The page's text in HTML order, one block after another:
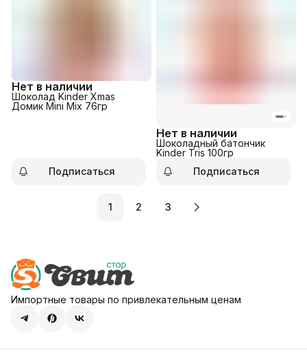
Нет в наличии
Шоколад Kinder Xmas
Домик Mini Mix 76гр
Подписаться
Нет в наличии
Шоколадный батончик
Kinder Tris 100гр
Подписаться
1 2 3
Импортные товары по привлекательным ценам